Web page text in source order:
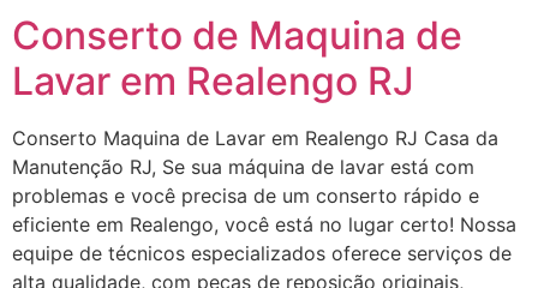
Conserto de Maquina de
Lavar em Realengo RJ
Conserto Maquina de Lavar em Realengo RJ Casa da
Manutenção RJ, Se sua máquina de lavar está com
problemas e você precisa de um conserto rápido e
eficiente em Realengo, você está no lugar certo! Nossa
equipe de técnicos especializados oferece serviços de
alta qualidade, com peças de reposição originais,